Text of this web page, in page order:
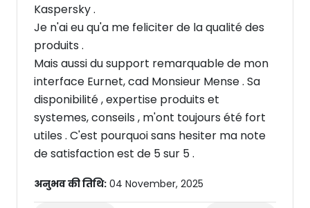
Kaspersky .
Je n'ai eu qu'a me feliciter de la qualité des
produits .
Mais aussi du support remarquable de mon
interface Eurnet, cad Monsieur Mense . Sa
disponibilité , expertise produits et
systemes, conseils , m'ont toujours été fort
utiles . C'est pourquoi sans hesiter ma note
de satisfaction est de 5 sur 5 .
अनुभव की तिथि: 04 November, 2025